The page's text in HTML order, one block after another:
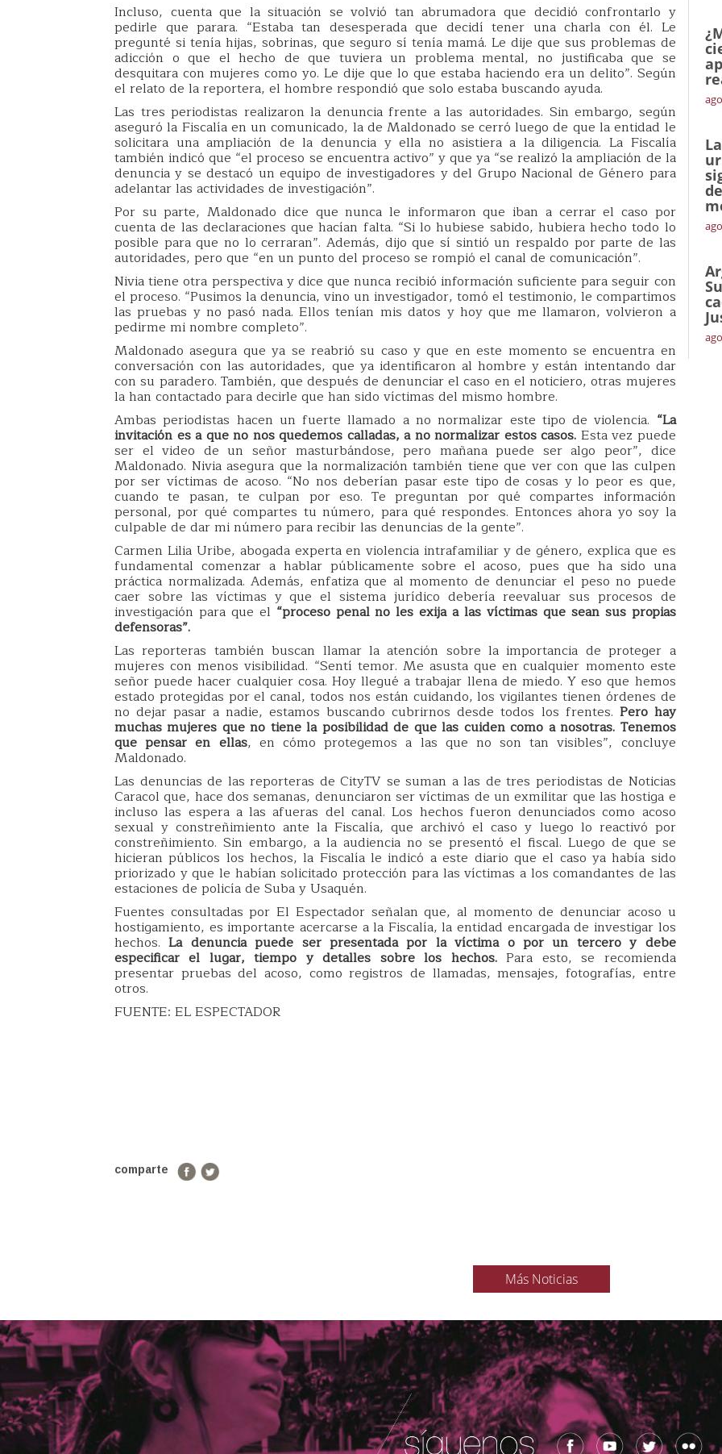
Incluso, cuenta que la situación se volvió tan abrumadora que decidió confrontarlo y
pedirle que parara. “Estaba tan desesperada que decidí tener una charla con él. Le
pregunté si tenía hijas, sobrinas, que seguro sí tenía mamá. Le dije que sus problemas de
adicción o que el hecho de que tuviera un problema mental, no justificaba que se
desquitara con mujeres como yo. Le dije que lo que estaba haciendo era un delito”. Según
el relato de la reportera, el hombre respondió que solo estaba buscando ayuda.
Las tres periodistas realizaron la denuncia frente a las autoridades. Sin embargo, según
aseguró la Fiscalía en un comunicado, la de Maldonado se cerró luego de que la entidad le
solicitara una ampliación de la denuncia y ella no asistiera a la diligencia. La Fiscalía
también indicó que “el proceso se encuentra activo” y que ya “se realizó la ampliación de la
denuncia y se destacó un equipo de investigadores y del Grupo Nacional de Género para
adelantar las actividades de investigación”.
Por su parte, Maldonado dice que nunca le informaron que iban a cerrar el caso por
cuenta de las declaraciones que hacían falta. “Si lo hubiese sabido, hubiera hecho todo lo
posible para que no lo cerraran”. Además, dijo que sí sintió un respaldo por parte de las
autoridades, pero que “en un punto del proceso se rompió el canal de comunicación”.
Nivia tiene otra perspectiva y dice que nunca recibió información suficiente para seguir con
el proceso. “Pusimos la denuncia, vino un investigador, tomó el testimonio, le compartimos
las pruebas y no pasó nada. Ellos tenían mis datos y hoy que me llamaron, volvieron a
pedirme mi nombre completo”.
Maldonado asegura que ya se reabrió su caso y que en este momento se encuentra en
conversación con las autoridades, que ya identificaron al hombre y están intentando dar
con su paradero. También, que después de denunciar el caso en el noticiero, otras mujeres
la han contactado para decirle que han sido víctimas del mismo hombre.
Ambas periodistas hacen un fuerte llamado a no normalizar este tipo de violencia. “La
invitación es a que no nos quedemos calladas, a no normalizar estos casos. Esta vez puede
ser el video de un señor masturbándose, pero mañana puede ser algo peor”, dice
Maldonado. Nivia asegura que la normalización también tiene que ver con que las culpen
por ser víctimas de acoso. “No nos deberían pasar este tipo de cosas y lo peor es que,
cuando te pasan, te culpan por eso. Te preguntan por qué compartes información
personal, por qué compartes tu número, para qué respondes. Entonces ahora yo soy la
culpable de dar mi número para recibir las denuncias de la gente”.
Carmen Lilia Uribe, abogada experta en violencia intrafamiliar y de género, explica que es
fundamental comenzar a hablar públicamente sobre el acoso, pues que ha sido una
práctica normalizada. Además, enfatiza que al momento de denunciar el peso no puede
caer sobre las víctimas y que el sistema jurídico debería reevaluar sus procesos de
investigación para que el “proceso penal no les exija a las víctimas que sean sus propias
defensoras”.
Las reporteras también buscan llamar la atención sobre la importancia de proteger a
mujeres con menos visibilidad. “Sentí temor. Me asusta que en cualquier momento este
señor puede hacer cualquier cosa. Hoy llegué a trabajar llena de miedo. Y eso que hemos
estado protegidas por el canal, todos nos están cuidando, los vigilantes tienen órdenes de
no dejar pasar a nadie, estamos buscando cubrirnos desde todos los frentes. Pero hay
muchas mujeres que no tiene la posibilidad de que las cuiden como a nosotras. Tenemos
que pensar en ellas, en cómo protegemos a las que no son tan visibles”, concluye
Maldonado.
Las denuncias de las reporteras de CityTV se suman a las de tres periodistas de Noticias
Caracol que, hace dos semanas, denunciaron ser víctimas de un exmilitar que las hostiga e
incluso las espera a las afueras del canal. Los hechos fueron denunciados como acoso
sexual y constreñimiento ante la Fiscalía, que archivó el caso y luego lo reactivó por
constreñimiento. Sin embargo, a la audiencia no se presentó el fiscal. Luego de que se
hicieran públicos los hechos, la Fiscalía le indicó a este diario que el caso ya había sido
priorizado y que le habían solicitado protección para las víctimas a los comandantes de las
estaciones de policía de Suba y Usaquén.
Fuentes consultadas por El Espectador señalan que, al momento de denunciar acoso u
hostigamiento, es importante acercarse a la Fiscalía, la entidad encargada de investigar los
hechos.La denuncia puede ser presentada por la víctima o por un tercero y debe
especificar el lugar, tiempo y detalles sobre los hechos.Para esto, se recomienda
presentar pruebas del acoso, como registros de llamadas, mensajes, fotografías, entre
otros.
FUENTE: EL ESPECTADOR
comparte
Más Noticias